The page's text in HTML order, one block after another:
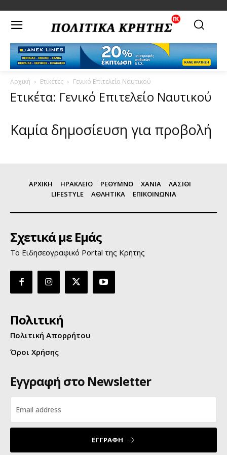
Αρχική Ετικέτες Γενικό Επιτελείο Ναυτικού
Ετικέτα: Γενικό Επιτελείο Ναυτικού
Καμία δημοσίευση για προβολή
ΑΡΧΙΚΗ ΗΡΑΚΛΕΙΟ ΡΕΘΥΜΝΟ ΧΑΝΙΑ
ΛΑΣΙΘΙ
LIFESTYLE
ΑΘΛΗΤΙΚΑ ΕΠΙΚΟΙΝΩΝΙΑ
Σχετικά με Εμάς
Το Ειδησεογραφικό Portal της Κρήτης
Πολιτική
Πολιτική Απορρήτου
Όροι Χρήσης
Εγγραφή στο Newsletter
ΕΓΓΡΑΦΗ